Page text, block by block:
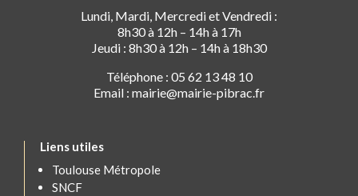
Lundi, Mardi, Mercredi et Vendredi :
8h30 à 12h – 14h à 17h
Jeudi : 8h30 à 12h – 14h à 18h30
Téléphone : 05 62 13 48 10
Email : mairie@mairie-pibrac.fr
Liens utiles
Toulouse Métropole
SNCF